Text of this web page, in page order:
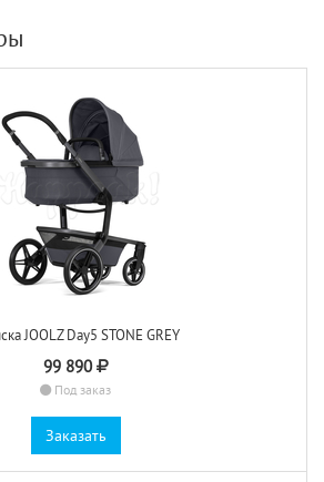
JOOLZ Day5 STONE GREY
99 890
Под заказ
Заказать